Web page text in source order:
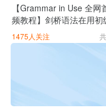
【Grammar in Use 全网
频教程】剑桥语法在用初
1475人关注